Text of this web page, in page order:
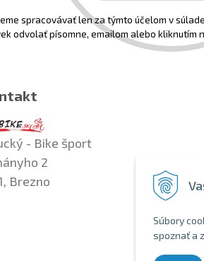
Súbory
spoznať a
spracovávať len za týmto účelom v
odvolať písomne, emailom alebo
- Bike šport
2
Brezno